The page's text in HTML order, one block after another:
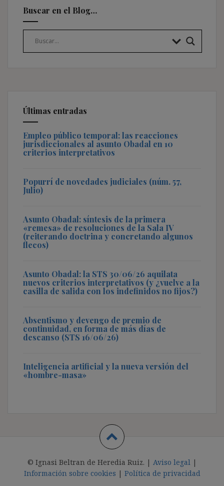
Buscar en el Blog…
Últimas entradas
Empleo público temporal: las reacciones
jurisdiccionales al asunto Obadal en 10
criterios interpretativos
Popurrí de novedades judiciales (núm. 57,
Julio)
Asunto Obadal: síntesis de la primera
«remesa» de resoluciones de la Sala IV
(reiterando doctrina y concretando algunos
flecos)
Asunto Obadal: la STS 30/06/26 aquilata
nuevos criterios interpretativos (y ¿vuelve a la
casilla de salida con los indefinidos no fijos?)
Absentismo y devengo de premio de
continuidad, en forma de más días de
descanso (STS 16/06/26)
Inteligencia artificial y la nueva versión del
«hombre-masa»
© Ignasi Beltran de Heredia Ruiz. | Aviso legal |
Información sobre cookies | Política de privacidad